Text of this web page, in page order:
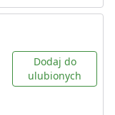
Dodaj do
ulubionych